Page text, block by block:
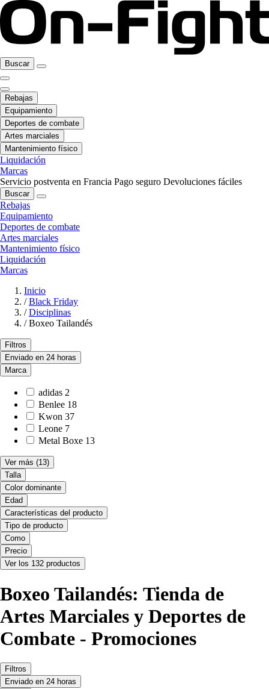
Buscar
Rebajas
Equipamiento
Deportes de combate
Artes marciales
Mantenimiento físico
Liquidación
Marcas
Servicio postventa en Francia Pago seguro Devoluciones fáciles
Buscar
Rebajas
Equipamiento
Deportes de combate
Artes marciales
Mantenimiento físico
Liquidación
Marcas
Inicio
/ Black Friday
/ Disciplinas
/ Boxeo Tailandés
Filtros
Enviado en 24 horas
Marca
adidas 2
Benlee 18
Kwon 37
Leone 7
Metal Boxe 13
Ver más (13)
Talla
Color dominante
Edad
Características del producto
Tipo de producto
Como
Precio
Ver los 132 productos
Boxeo Tailandés: Tienda de
Artes Marciales y Deportes de
Combate - Promociones
Filtros
Enviado en 24 horas